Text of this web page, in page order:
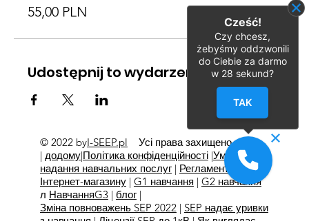
55,00 PLN
Udostępnij to wydarzenie
© 2022 byI-SEEP.pl
Усі права захищено
| додому|Політика конфіденційності|Умови
надання навчальних послуг| Регламент
Інтернет-магазину | G1 навчання | G2 навчання
л НавчанняG3 | блог|
Зміна повноважень SEP 2022 | SEP надає уривки
Cześć!
Czy chcesz,
żebyśmy oddzwonili
do Ciebie za darmo
w 28 sekund?
TAK